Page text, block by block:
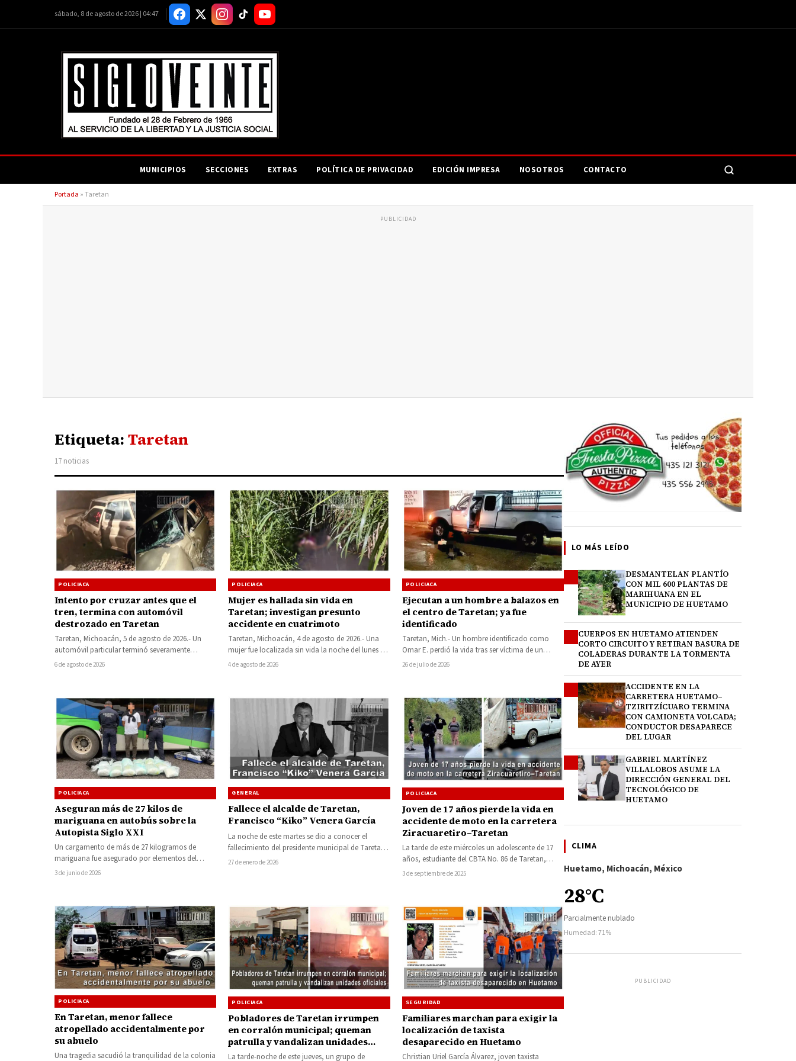
sábado, 8 de agosto de 2026 | 04:47
MUNICIPIOS SECCIONES EXTRAS POLÍTICA DE PRIVACIDAD EDICIÓN IMPRESA NOSOTROS CONTACTO
Portada »Taretan
PUBLICIDAD
Etiqueta:Taretan
17 noticias
POLICIACA
Intento por cruzar antes que el
tren, termina con automóvil
destrozado en Taretan
Taretan, Michoacán, 5 de agosto de 2026.- Un
automóvil particular terminó severamente
dañado luego de ser embestido por una
6 de agosto de 2026
POLICIACA
Mujer es hallada sin vida en
Taretan; investigan presunto
accidente en cuatrimoto
Taretan, Michoacán, 4 de agosto de 2026.- Una
mujer fue localizada sin vida la noche del lunes en
un estanque…
4 de agosto de 2026
POLICIACA
Ejecutan a un hombre a balazos en
el centro de Taretan; ya fue
identificado
Taretan, Mich.- Un hombre identificado como
Omar E. perdió la vida tras ser víctima de un
ataque armado registrado la…
26 de julio de 2026
POLICIACA
Aseguran más de 27 kilos de
mariguana en autobús sobre la
Autopista Siglo XXI
Un cargamento de más de 27 kilogramos de
mariguana fue asegurado por elementos del
agrupamiento Guardianes del Camino durante
3 de junio de 2026
GENERAL
Fallece el alcalde de Taretan,
Francisco “Kiko” Venera García
La noche de este martes se dio a conocer el
fallecimiento del presidente municipal de Taretan,
Michoacán, Francisco Venera García,…
27 de enero de 2026
POLICIACA
Joven de 17 años pierde la vida en
accidente de moto en la carretera
Ziracuaretiro–Taretan
La tarde de este miércoles un adolescente de 17
años, estudiante del CBTA No. 86 de Taretan,
falleció tras sufrir…
3 de septiembre de 2025
POLICIACA
En Taretan, menor fallece
atropellado accidentalmente por
su abuelo
Una tragedia sacudió la tranquilidad de la colonia
POLICIACA
Pobladores de Taretan irrumpen
en corralón municipal; queman
patrulla y vandalizan unidades
oficiales
La tarde-noche de este jueves, un grupo de
SEGURIDAD
Familiares marchan para exigir la
localización de taxista
desaparecido en Huetamo
Christian Uriel García Álvarez, joven taxista
LO MÁS LEÍDO
DESMANTELAN PLANTÍO
CON MIL 600 PLANTAS DE
MARIHUANA EN EL
MUNICIPIO DE HUETAMO
CUERPOS EN HUETAMO ATIENDEN
CORTO CIRCUITO Y RETIRAN BASURA DE
COLADERAS DURANTE LA TORMENTA
DE AYER
ACCIDENTE EN LA
CARRETERA HUETAMO–
TZIRITZÍCUARO TERMINA
CON CAMIONETA VOLCADA;
CONDUCTOR DESAPARECE
DEL LUGAR
GABRIEL MARTÍNEZ
VILLALOBOS ASUME LA
DIRECCIÓN GENERAL DEL
TECNOLÓGICO DE
HUETAMO
CLIMA
Huetamo, Michoacán, México
28°C
Parcialmente nublado
Humedad: 71%
PUBLICIDAD